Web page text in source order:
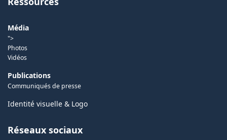
Média
">
Photos
Vidéos
Publications
Communiqués de presse
Identité visuelle & Logo
Réseaux sociaux